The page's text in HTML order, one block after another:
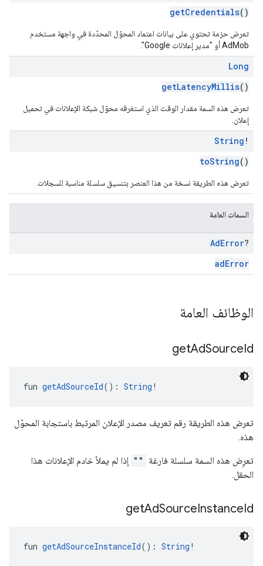
getCredentials()
تعرض حزمة تحتوي على بيانات اعتماد المحوّل المحدّدة في واجهة مستخدم
AdMob أو "مدير إعلانات Google".
Long
getLatencyMillis()
تعرض هذه السمة مقدار الوقت الذي استغرقه محوّل شبكة الإعلانات في تحميل
إعلان.
String !
toString()
تعرض هذه الطريقة نسخة من هذا العنصر بتنسيق سلسلة مناسبة للسجلات.
السمات العامة
AdError?
adError
الوظائف العامة
getAdSourceId
fun getAdSourceId(): String !
تعرض هذه الطريقة رقم تعريف مصدر الإعلان المرتبط باستجابة المحوّل
هذه.
تعرِض هذه السمة سلسلة فارغة "" إذا لم يملأ خادم الإعلانات هذا
الحقل.
getAdSourceInstanceId
fun getAdSourceInstanceId(): String !